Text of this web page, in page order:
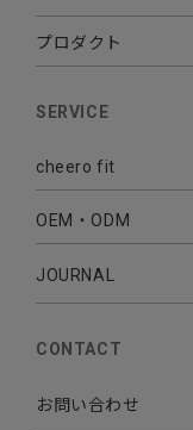
プロダクト
AUDIO
CABLE
Sleepion
MOBILE
SERVICE
cheero fit
- Sleepion3
- 軟骨伝導式集音器
OEM・ODM
- OEM・ODM 開発
JOURNAL
CONTACT
お問い合わせ